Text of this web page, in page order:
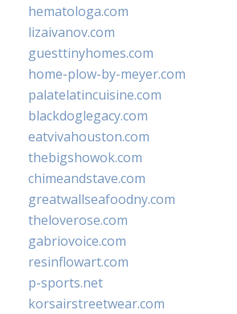
hematologa.com
lizaivanov.com
guesttinyhomes.com
home-plow-by-meyer.com
palatelatincuisine.com
blackdoglegacy.com
eatvivahouston.com
thebigshowok.com
chimeandstave.com
greatwallseafoodny.com
theloverose.com
gabriovoice.com
resinflowart.com
p-sports.net
korsairstreetwear.com